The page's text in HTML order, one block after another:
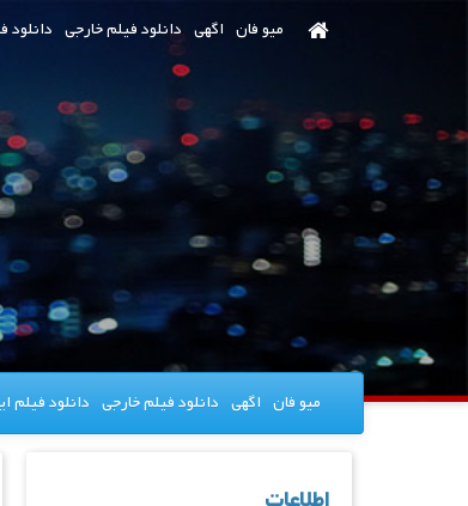
میو فان اگهی دانلود فیلم خارجی دانلود
میو فان اگهی دانلود فیلم خارجی دانلود فیلم